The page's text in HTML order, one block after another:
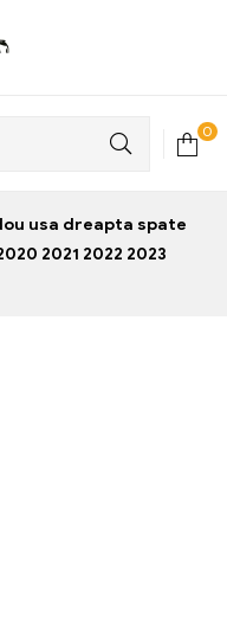
0
usa dreapta spate
2021 2022 2023